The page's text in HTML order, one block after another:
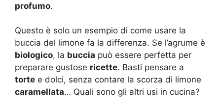
profumo.
Questo è solo un esempio di come usare la
buccia del limone fa la differenza. Se l’agrume è
biologico, la buccia può essere perfetta per
preparare gustose ricette. Basti pensare a
torte e dolci, senza contare la scorza di limone
caramellata… Quali sono gli altri usi in cucina?